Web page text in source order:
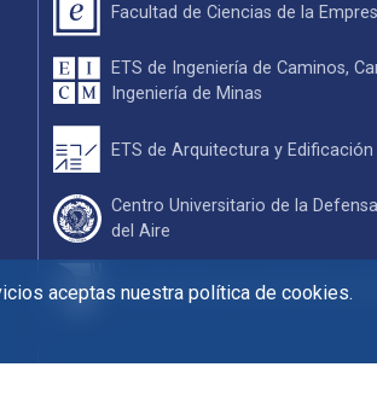
aceptas nuestra política de cookies.
Facultad de Ciencias de la
ETS de Ingeniería de Caminos,
Ingeniería de Minas
ETS de Arquitectura y Edificación
Centro Universitario de la
del Aire
Escuela Internacional de